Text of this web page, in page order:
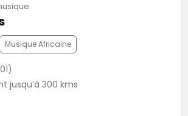
Musique Africaine
jusqu’à 300 kms